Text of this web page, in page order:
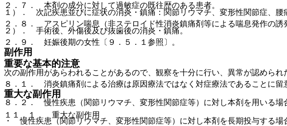
２．７． 本剤の成分に対して過敏症の既往歴のある患者。
２．８． アスピリン喘息（非ステロイド性消炎鎮痛剤等による喘息発作の
２．９． 妊娠後期の女性〔９．５．１参照〕。
重要な基本的注意
８．１． 消炎鎮痛剤による治療は原因療法ではなく対症療法であることに留
８．２． 慢性疾患（関節リウマチ、変形性関節症等）に対し本剤を用いる場
・ 慢性疾患（関節リウマチ、変形性関節症等）に対し本剤を長期投与する
１）． 次記疾患並びに症状の消炎・鎮痛：関節リウマチ、変形性関節症、腰
２）． 手術後、外傷後及び抜歯後の消炎・鎮痛。
副作用
次の副作用があらわれることがあるので、観察を十分に行い、異常が認めら
重大な副作用
１１．１． 重大な副作用